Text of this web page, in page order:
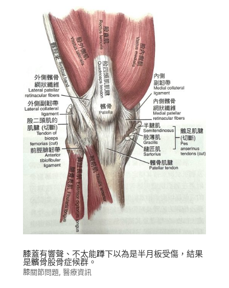
膝蓋有響聲、不太能蹲下以為是半月板受傷，結果
是髕骨股骨症候群。
膝關節問題, 醫療資訊